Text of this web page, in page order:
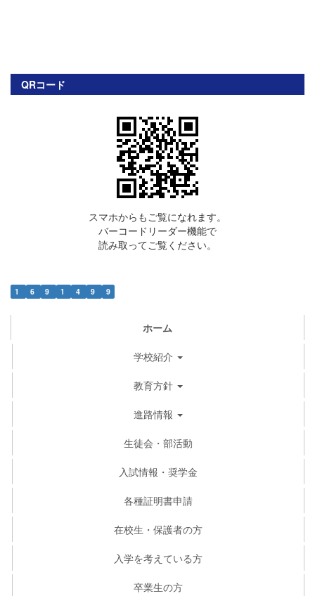
QRコード
スマホからもご覧になれます。
バーコードリーダー機能で
読み取ってご覧ください。
1 6 9 1 4 9 9
ホーム
学校紹介
教育方針
進路情報
生徒会・部活動
入試情報・奨学金
各種証明書申請
在校生・保護者の方
入学を考えている方
卒業生の方